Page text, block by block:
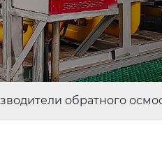
обратного